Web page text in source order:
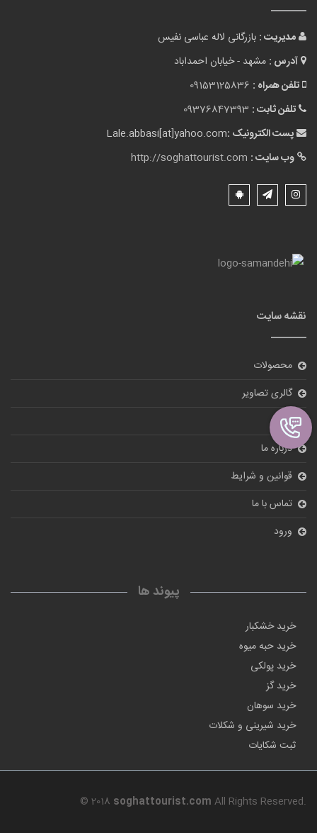
مدیریت : بازرگانی لاله عباسی نفیس
آدرس : مشهد - خیابان احمداباد
تلفن همراه : 09153125836
تلفن ثابت : 09376847393
پست الکترونیک :Lale.abbasi[at]yahoo.com
وب سایت : http://soghattourist.com
نقشه سایت
محصولات
گالری تصاویر
بلاگ
درباره ما
قوانین و شرایط
تماس با ما
ورود
پیوند ها
خرید خشکبار
خرید حبه میوه
خرید پولکی
خرید گز
خرید سوهان
خرید شیرینی و شکلات
ثبت شکایات
© 2018 soghattourist.com All Rights Reserved.